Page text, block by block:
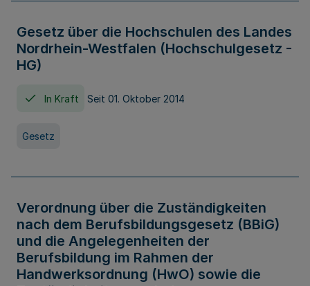
Gesetz über die Hochschulen des Landes
Nordrhein-Westfalen (Hochschulgesetz -
HG)
In Kraft Seit 01. Oktober 2014
Gesetz
Verordnung über die Zuständigkeiten
nach dem Berufsbildungsgesetz (BBiG)
und die Angelegenheiten der
Berufsbildung im Rahmen der
Handwerksordnung (HwO) sowie die